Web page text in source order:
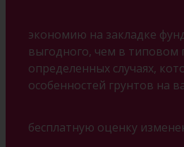
экономию на закладке
выгодного, чем в типовом
определенных случаях,
особенностей грунтов на
бесплатную оценку